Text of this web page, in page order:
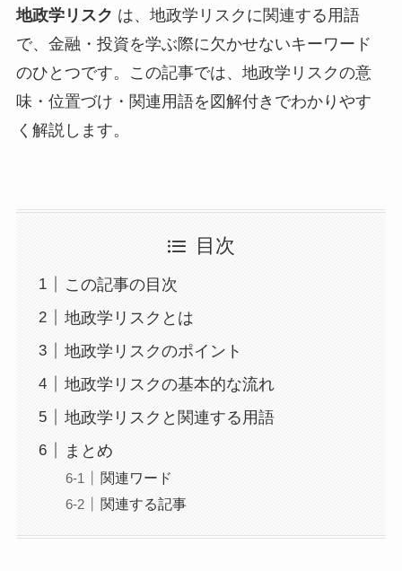
地政学リスク は、地政学リスクに関連する用語
で、金融・投資を学ぶ際に欠かせないキーワード
のひとつです。この記事では、地政学リスクの意
味・位置づけ・関連用語を図解付きでわかりやす
く解説します。
目次
この記事の目次
地政学リスクとは
地政学リスクのポイント
地政学リスクの基本的な流れ
地政学リスクと関連する用語
まとめ
関連ワード
関連する記事